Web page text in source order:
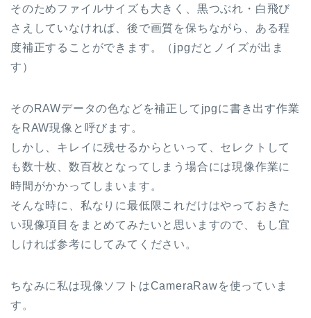
そのためファイルサイズも大きく、黒つぶれ・白飛び
さえしていなければ、後で画質を保ちながら、ある程
度補正することができます。（jpgだとノイズが出ま
す）
そのRAWデータの色などを補正してjpgに書き出す作業
をRAW現像と呼びます。
しかし、キレイに残せるからといって、セレクトして
も数十枚、数百枚となってしまう場合には現像作業に
時間がかかってしまいます。
そんな時に、私なりに最低限これだけはやっておきた
い現像項目をまとめてみたいと思いますので、もし宜
しければ参考にしてみてください。
ちなみに私は現像ソフトはCameraRawを使っていま
す。